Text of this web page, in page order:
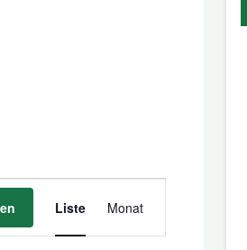
Ansichten-
Liste Monat